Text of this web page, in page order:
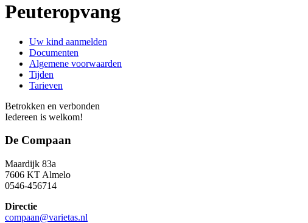
Peuteropvang
Uw kind aanmelden
Documenten
Algemene voorwaarden
Tijden
Tarieven
Betrokken en verbonden
Iedereen is welkom!
De Compaan
Maardijk 83a
7606 KT Almelo
0546-456714
Directie
compaan@varietas.nl